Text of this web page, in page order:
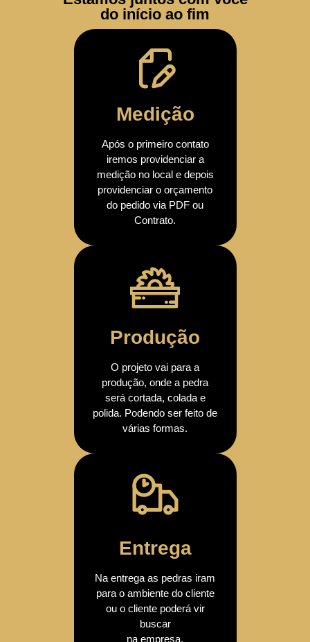
do início ao fim
Medição
Após o primeiro contato
iremos providenciar a
medição no local e depois
providenciar o orçamento
do pedido via PDF ou
Contrato.
Produção
O projeto vai para a
produção, onde a pedra
será cortada, colada e
polida. Podendo ser feito de
várias formas.
Entrega
Na entrega as pedras iram
para o ambiente do cliente
ou o cliente poderá vir
buscar
na empresa.